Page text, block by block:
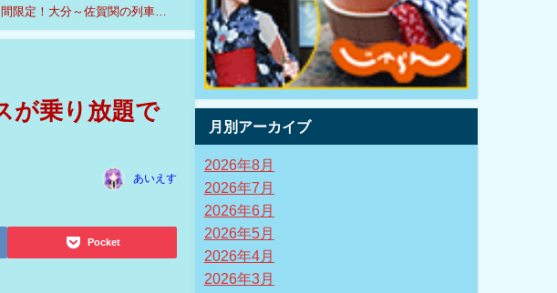
限定！大分～佐賀関の列車と
が乗り放題で
あいえす
Pocket
月別アーカイブ
2026年8月
2026年7月
2026年6月
2026年5月
2026年4月
2026年3月